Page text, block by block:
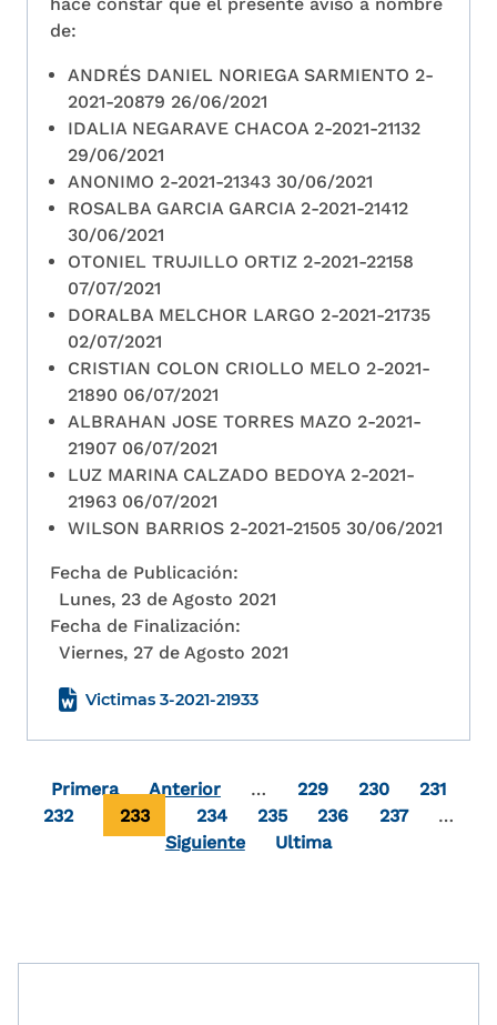
de:
ANDRÉS DANIEL NORIEGA SARMIENTO 2-
2021-20879 26/06/2021
IDALIA NEGARAVE CHACOA 2-2021-21132
29/06/2021
ANONIMO 2-2021-21343 30/06/2021
ROSALBA GARCIA GARCIA 2-2021-21412
30/06/2021
OTONIEL TRUJILLO ORTIZ 2-2021-22158
07/07/2021
DORALBA MELCHOR LARGO 2-2021-21735
02/07/2021
CRISTIAN COLON CRIOLLO MELO 2-2021-
21890 06/07/2021
ALBRAHAN JOSE TORRES MAZO 2-2021-
21907 06/07/2021
LUZ MARINA CALZADO BEDOYA 2-2021-
21963 06/07/2021
WILSON BARRIOS 2-2021-21505 30/06/2021
Fecha de Publicación:
Lunes, 23 de Agosto 2021
Fecha de Finalización:
Viernes, 27 de Agosto 2021
Victimas 3-2021-21933
Paginación
Primera página
Primera Anterior … Page
229 Page
230 Page
231
Page
232 Página actual
233 Page
234 Page
235 Page
236 Page
237
…
Siguiente
Última página
Ultima